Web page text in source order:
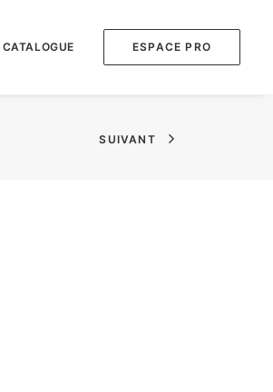
CATALOGUE ESPACE PRO
SUIVANT